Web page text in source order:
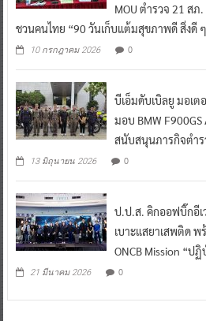
MOU ตำรวจ 21 สภ
ชวนคนไทย “90 วันเก็บแต้มสุขภาพดี สิ่งดี
10 กรกฎาคม 2026 0
บีเอ็มดับเบิลยู มอเต
มอบ BMW
สนับสนุนภารกิจตำร
13 มิถุนายน 2026 0
ป.ป.ส. คิกออฟบิ๊กอีเ
เบาะแสยาเสพติด
ONCB Mission “ป
21 มีนาคม 2026 0